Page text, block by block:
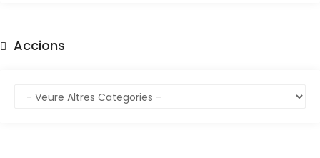
Accions